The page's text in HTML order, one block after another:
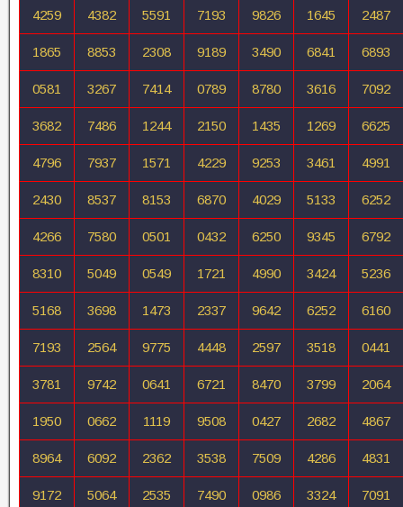
4259 4382 5591 7193 9826 1645 2487
1865 8853 2308 9189 3490 6841 6893
0581 3267 7414 0789 8780 3616 7092
3682 7486 1244 2150 1435 1269 6625
4796 7937 1571 4229 9253 3461 4991
2430 8537 8153 6870 4029 5133 6252
4266 7580 0501 0432 6250 9345 6792
8310 5049 0549 1721 4990 3424 5236
5168 3698 1473 2337 9642 6252 6160
7193 2564 9775 4448 2597 3518 0441
3781 9742 0641 6721 8470 3799 2064
1950 0662 1119 9508 0427 2682 4867
8964 6092 2362 3538 7509 4286 4831
9172 5064 2535 7490 0986 3324 7091